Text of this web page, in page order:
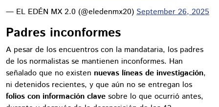
— EL EDÉN MX 2.0 (@eledenmx20) September 26, 2025
Padres inconformes
A pesar de los encuentros con la mandataria, los padres
de los normalistas se mantienen inconformes. Han
señalado que no existen nuevas líneas de investigación,
ni detenidos recientes, y que aún no se entregan los
folios con información clave sobre lo que ocurrió antes,